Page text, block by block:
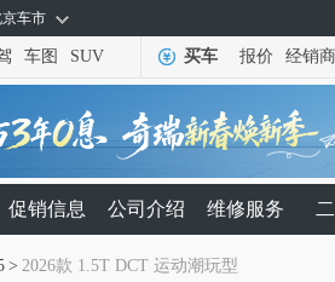
车市
车图 SUV 买车 报价 经销商
促销信息 公司介绍 维修服务
> 2026款 1.5T DCT 运动潮玩型